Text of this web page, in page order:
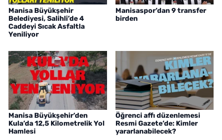
Manisa Büyükşehir
Belediyesi, Salihli’de 4
Caddeyi Sıcak Asfaltla
Yeniliyor
Manisaspor’dan 9 transfer
birden
Manisa Büyükşehir’den
Kula’da 12,5 Kilometrelik Yol
Hamlesi
Öğrenci affı düzenlemesi
Resmi Gazete’de: Kimler
yararlanabilecek?